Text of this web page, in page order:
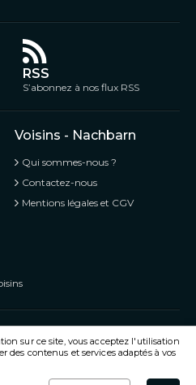
RSS
S’abonnez à nos flux RSS
Voisins - Nachbarn
Qui sommes-nous ?
Contactez-nous
Mentions légales et CGV
libre et mitoyenne
2026
sur ce site, vous acceptez l'utilisation
des contenus et services adaptés à vos